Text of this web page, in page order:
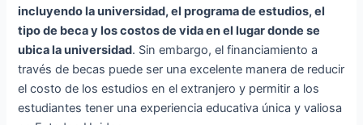
incluyendo la universidad, el programa de estudios, el
tipo de beca y los costos de vida en el lugar donde se
ubica la universidad. Sin embargo, el financiamiento a
través de becas puede ser una excelente manera de reducir
el costo de los estudios en el extranjero y permitir a los
estudiantes tener una experiencia educativa única y valiosa